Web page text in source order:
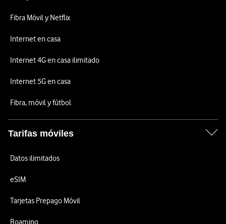
Fibra Móvil y Netflix
Internet en casa
Internet 4G en casa ilimitado
Internet 5G en casa
Fibra, móvil y fútbol
Tarifas móviles
Datos ilimitados
eSIM
Tarjetas Prepago Móvil
Roaming